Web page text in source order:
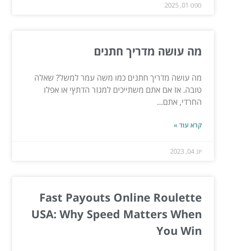
ספט 01, 2025
מה עושה מדריך חתנים
מה עושה מדריך חתנים כמו משה עמר למשל? שאלה
טובה. אז אם אתם משתייכים למגזר הדתץי או אפלו
החרדי, אתם...
קרא עוד »
יונ 04, 2023
Fast Payouts Online Roulette
USA: Why Speed Matters When
You Win